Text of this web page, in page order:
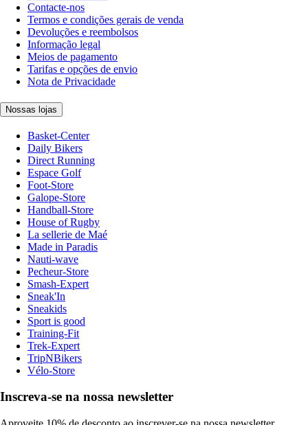
Contacte-nos
Termos e condições gerais de venda
Devoluções e reembolsos
Informação legal
Meios de pagamento
Tarifas e opções de envio
Nota de Privacidade
Nossas lojas
Basket-Center
Daily Bikers
Direct Running
Espace Golf
Foot-Store
Galope-Store
Handball-Store
House of Rugby
La sellerie de Maé
Made in Paradis
Nauti-wave
Pecheur-Store
Smash-Expert
Sneak'In
Sneakids
Sport is good
Training-Fit
Trek-Expert
TripNBikers
Vélo-Store
Inscreva-se na nossa newsletter